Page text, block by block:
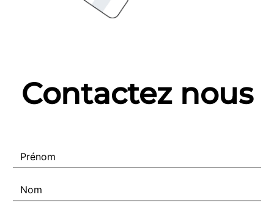
Contactez nous